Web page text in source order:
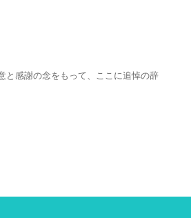
と感謝の念をもって、ここに追悼の辞